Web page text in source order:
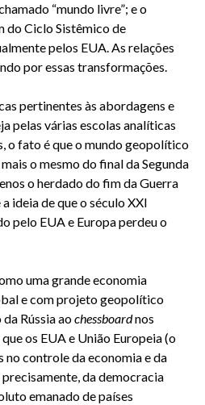
“mundo livre”; e o
do Ciclo Sistêmico de
pelos EUA. As relações
por essas transformações.
pertinentes às abordagens e
pelas várias escolas analíticas
o fato é que o mundo geopolítico
o mesmo do final da Segunda
o herdado do fim da Guerra
ideia de que o século XXI
pelo EUA e Europa perdeu o
uma grande economia
e com projeto geopolítico
Rússia aochessboardnos
os EUA e União Europeia (o
no controle da economia e da
da democracia
emanado de países